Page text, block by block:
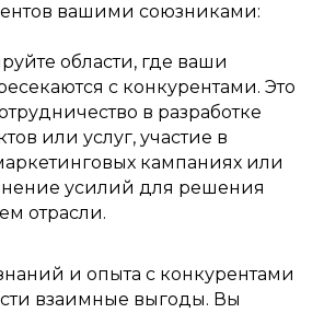
вашими союзниками:
области, где ваши
с конкурентами. Это
в разработке
или услуг, участие в
кампаниях или
усилий для решения
отрасли.
и опыта с конкурентами
взаимные выгоды. Вы